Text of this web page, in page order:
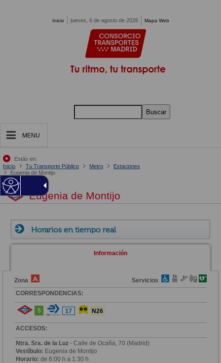
Inicio jueves, 6 de agosto de 2026 Mapa Web
Buscar
MENU
Estás en:
Inicio
Tu Transporte Público Metro
Estaciones
Eugenia de Montijo
Eugenia de Montijo
Horarios en tiempo real
Información
Zona
Servicios
CORRESPONDENCIAS:
5 17 N26
ACCESOS:
Ntra. Sra. de la Luz - Calle de Ocaña, 70 (Madrid)
Vestíbulo: Eugenia de Montijo
Horario: de 6:00 h a 1:30 h